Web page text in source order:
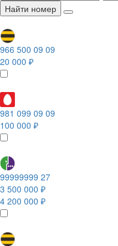
Найти номер
966 500 09 09
20 000 ₽
981 099 09 09
100 000 ₽
99999999 27
3 500 000 ₽
4 200 000 ₽